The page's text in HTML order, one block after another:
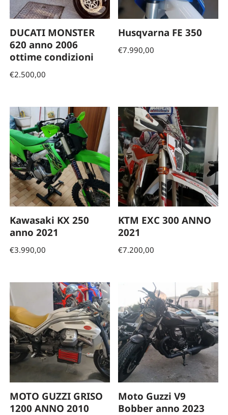
DUCATI MONSTER
620 anno 2006
ottime condizioni
€2.500,00
Husqvarna FE 350
€7.990,00
Kawasaki KX 250
anno 2021
€3.990,00
KTM EXC 300 ANNO
2021
€7.200,00
MOTO GUZZI GRISO
1200 ANNO 2010
Moto Guzzi V9
Bobber anno 2023